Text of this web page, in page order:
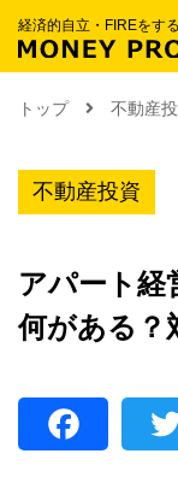
経済的自立・FIREをす
トップ 不動産
不動産投資
アパート経
何がある？